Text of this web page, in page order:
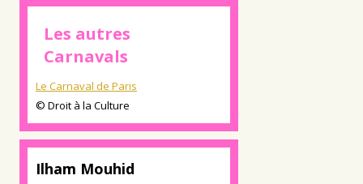
Les autres
Carnavals
Le Carnaval de Paris
© Droit à la Culture
Ilham Mouhid